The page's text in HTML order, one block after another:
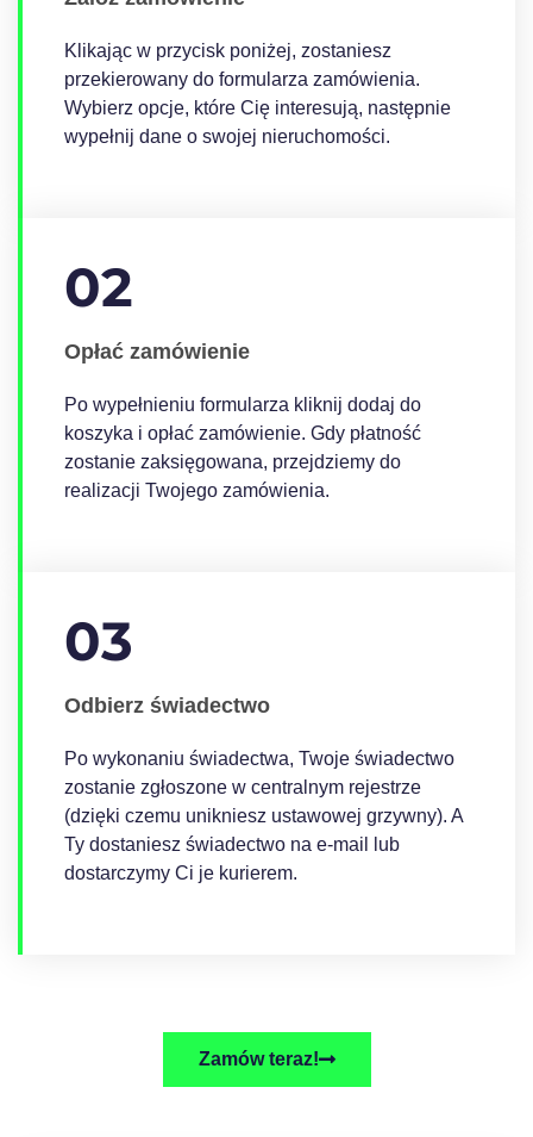
Klikając w przycisk poniżej, zostaniesz
przekierowany do formularza zamówienia.
Wybierz opcje, które Cię interesują, następnie
wypełnij dane o swojej nieruchomości.
02
Opłać zamówienie
Po wypełnieniu formularza kliknij dodaj do
koszyka i opłać zamówienie. Gdy płatność
zostanie zaksięgowana, przejdziemy do
realizacji Twojego zamówienia.
03
Odbierz świadectwo
Po wykonaniu świadectwa, Twoje świadectwo
zostanie zgłoszone w centralnym rejestrze
(dzięki czemu unikniesz ustawowej grzywny). A
Ty dostaniesz świadectwo na e-mail lub
dostarczymy Ci je kurierem.
Zamów teraz!